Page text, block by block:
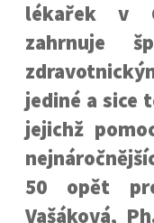
lékařek v
zahrnuje
jediné a sice
jejichž
50 opět
Vašáková,